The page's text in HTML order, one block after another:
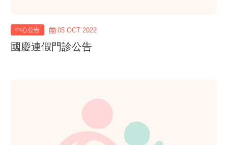
中心公告 05 OCT 2022
國慶連假門診公告
view
more